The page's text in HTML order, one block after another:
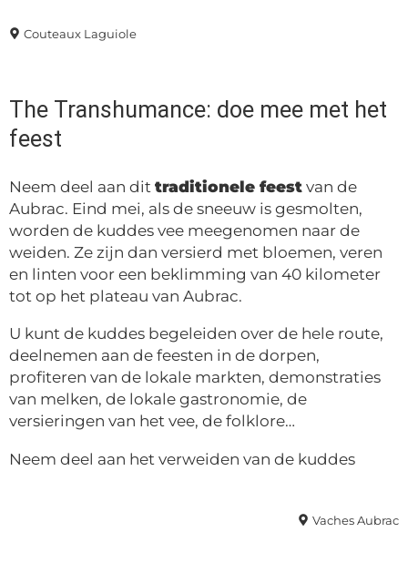
Couteaux Laguiole
The Transhumance: doe mee met het
feest
Neem deel aan dit traditionele feest van de
Aubrac. Eind mei, als de sneeuw is gesmolten,
worden de kuddes vee meegenomen naar de
weiden. Ze zijn dan versierd met bloemen, veren
en linten voor een beklimming van 40 kilometer
tot op het plateau van Aubrac.
U kunt de kuddes begeleiden over de hele route,
deelnemen aan de feesten in de dorpen,
profiteren van de lokale markten, demonstraties
van melken, de lokale gastronomie, de
versieringen van het vee, de folklore…
Neem deel aan het verweiden van de kuddes
Vaches Aubrac